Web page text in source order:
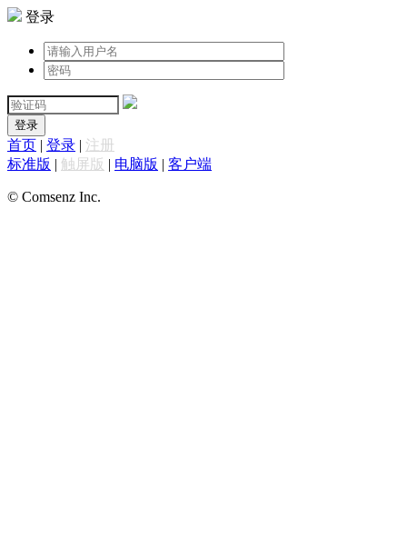
登录
登录
首页 | 登录 | 注册
标准版 | 触屏版 | 电脑版 | 客户端
© Comsenz Inc.